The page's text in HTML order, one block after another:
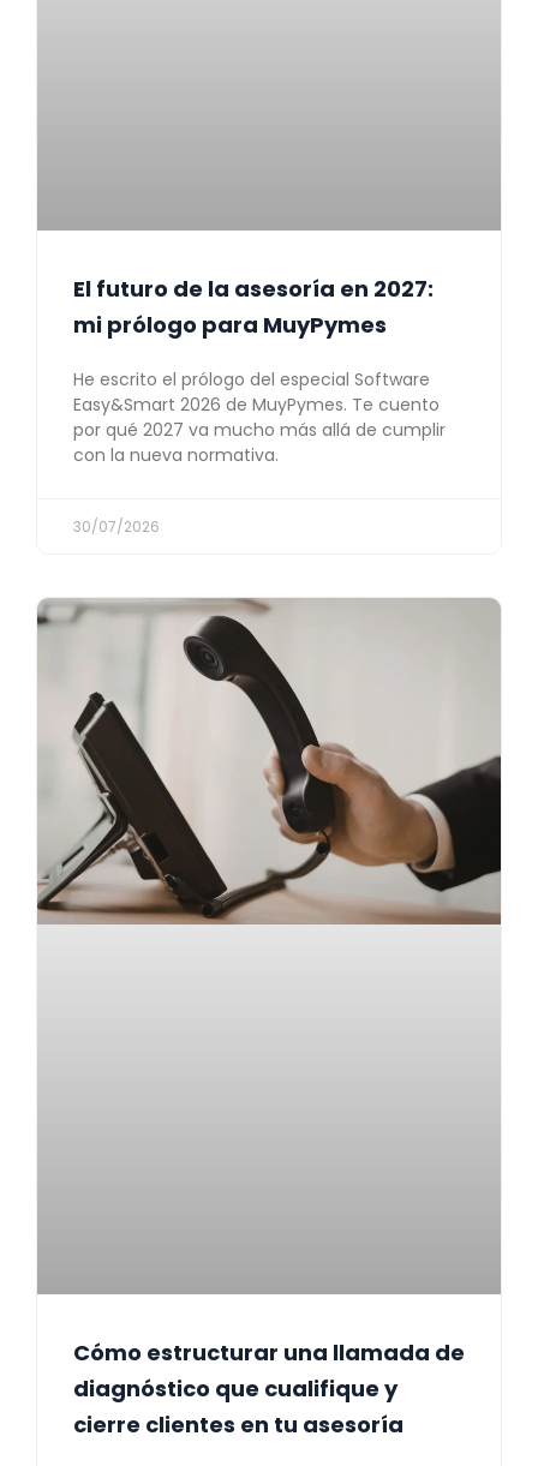
El futuro de la asesoría en 2027:
mi prólogo para MuyPymes
He escrito el prólogo del especial Software
Easy&Smart 2026 de MuyPymes. Te cuento
por qué 2027 va mucho más allá de cumplir
con la nueva normativa.
30/07/2026
Cómo estructurar una llamada de
diagnóstico que cualifique y
cierre clientes en tu asesoría